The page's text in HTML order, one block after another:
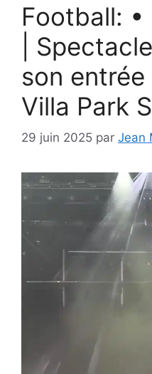
Football:
|
son
Villa Park
29 juin 2025 par Jean